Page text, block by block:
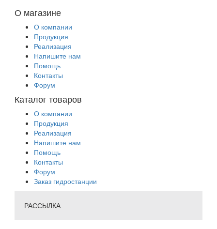
О магазине
О компании
Продукция
Реализация
Напишите нам
Помощь
Контакты
Форум
Каталог товаров
О компании
Продукция
Реализация
Напишите нам
Помощь
Контакты
Форум
Заказ гидростанции
РАССЫЛКА